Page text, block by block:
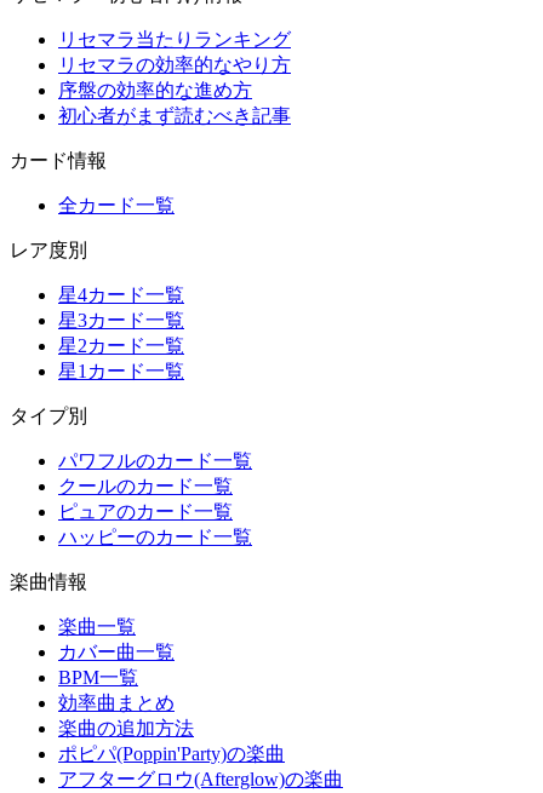
リセマラ当たりランキング
リセマラの効率的なやり方
序盤の効率的な進め方
初心者がまず読むべき記事
カード情報
全カード一覧
レア度別
星4カード一覧
星3カード一覧
星2カード一覧
星1カード一覧
タイプ別
パワフルのカード一覧
クールのカード一覧
ピュアのカード一覧
ハッピーのカード一覧
楽曲情報
楽曲一覧
カバー曲一覧
BPM一覧
効率曲まとめ
楽曲の追加方法
ポピパ(Poppin'Party)の楽曲
アフターグロウ(Afterglow)の楽曲